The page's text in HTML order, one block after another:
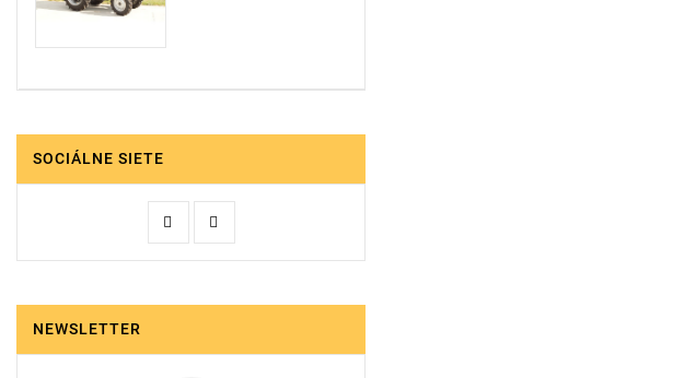
SOCIÁLNE SIETE
NEWSLETTER